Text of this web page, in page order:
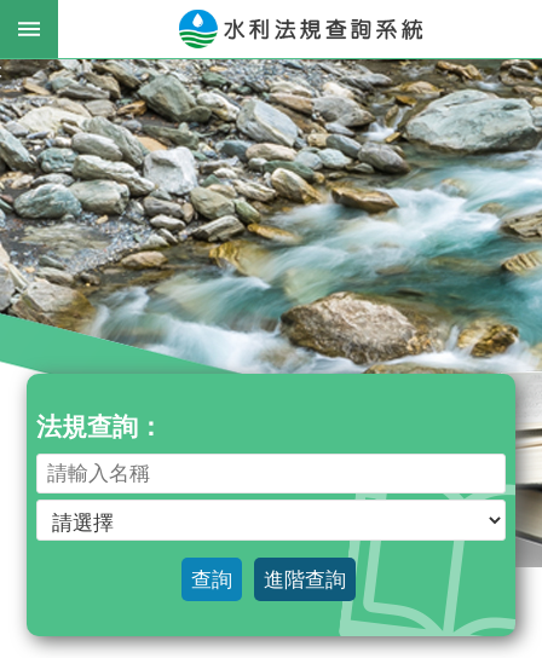
跳到主要內容區塊
進
階
搜
尋
最
新
息
公
告
法
律
規
法規查詢：
查詢 進階查詢